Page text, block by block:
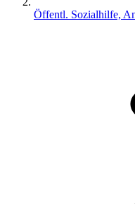
Öffentl. Sozialhilfe,